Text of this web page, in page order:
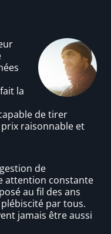
la
de tirer
raisonnable et
de
attention constante
au fil des ans
par tous.
jamais être aussi